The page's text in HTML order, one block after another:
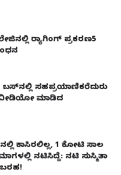
ರ‌್ಯಾಗಿಂಗ್ ಪ್ರಕರಣ5
ಬಸ್‌ನಲ್ಲಿ ಸಹಪ್ರಯಾಣಿಕರೆದುರು
ವೀಡಿಯೋ ಮಾಡಿದ
ಕಾಸಿರಲಿಲ್ಲ, ₹1 ಕೋಟಿ ಸಾಲ
ನಟಿಸಿದ್ದೆ: ನಟಿ ಸುಸ್ಮಿತಾ